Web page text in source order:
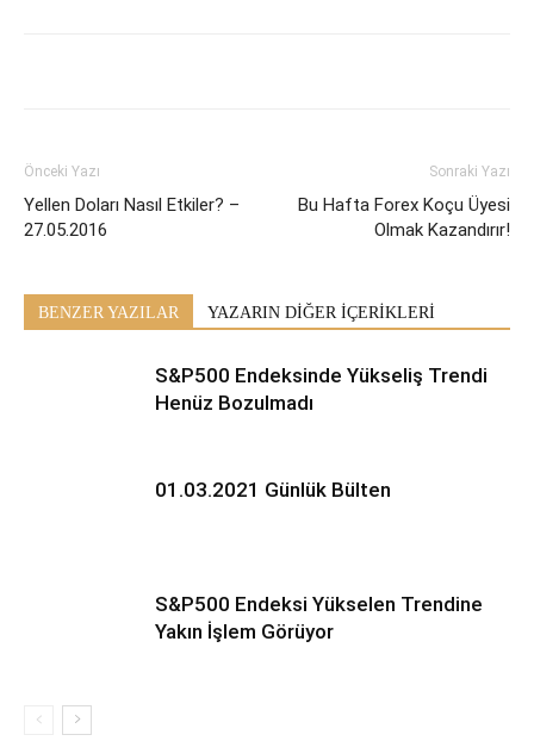
Önceki Yazı
Yellen Doları Nasıl Etkiler? –
27.05.2016
Sonraki Yazı
Bu Hafta Forex Koçu Üyesi
Olmak Kazandırır!
BENZER YAZILAR YAZARIN DİĞER İÇERİKLERİ
S&P500 Endeksinde Yükseliş Trendi
Henüz Bozulmadı
01.03.2021 Günlük Bülten
S&P500 Endeksi Yükselen Trendine
Yakın İşlem Görüyor